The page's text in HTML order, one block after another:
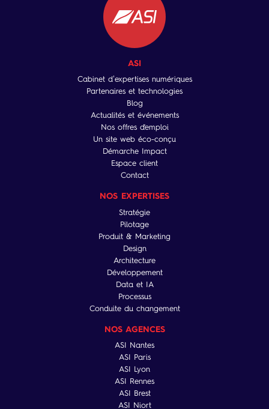
ASI
Cabinet d’expertises numériques
Partenaires et technologies
Blog
Actualités et événements
Nos offres d'emploi
Un site web éco-conçu
Démarche Impact
Espace client
Contact
NOS EXPERTISES
Stratégie
Pilotage
Produit & Marketing
Design
Architecture
Développement
Data et IA
Processus
Conduite du changement
NOS AGENCES
ASI Nantes
ASI Paris
ASI Lyon
ASI Rennes
ASI Brest
ASI Niort